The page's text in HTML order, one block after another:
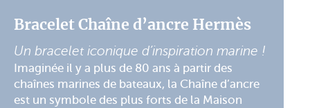
Bracelet Chaîne d’ancre Hermès
Un bracelet iconique d’inspiration marine !
Imaginée il y a plus de 80 ans à partir des
chaînes marines de bateaux, la Chaîne d’ancre
est un symbole des plus forts de la Maison